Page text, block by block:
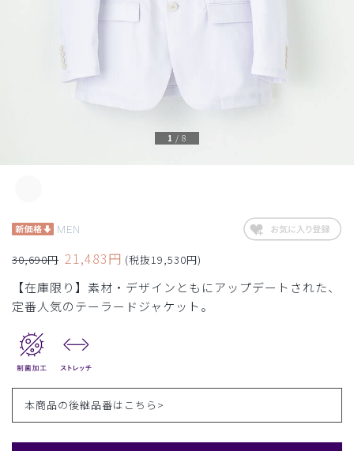
1 / 8
MEN
30,690円 21,483円 (税抜19,530円)
【在庫限り】素材・デザインともにアップデートされた、
定番人気のテーラードジャケット。
本商品の後継品番は こちら>